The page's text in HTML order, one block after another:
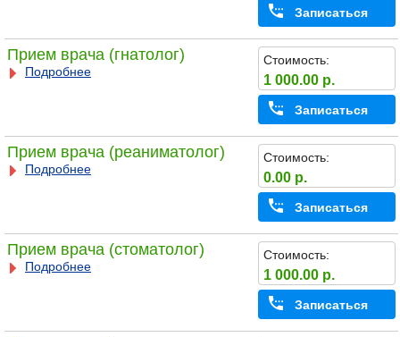
Записаться
Прием врача (гнатолог)
Подробнее
Стоимость:
1 000.00 р.
Записаться
Прием врача (реаниматолог)
Подробнее
Стоимость:
0.00 р.
Записаться
Прием врача (стоматолог)
Подробнее
Стоимость:
1 000.00 р.
Записаться